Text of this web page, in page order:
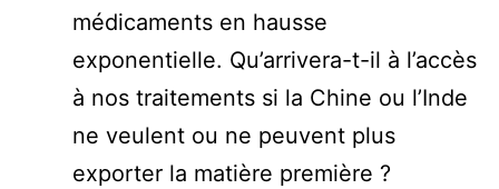
médicaments en hausse
exponentielle. Qu’arrivera-t-il à l’accès
à nos traitements si la Chine ou l’Inde
ne veulent ou ne peuvent plus
exporter la matière première ?